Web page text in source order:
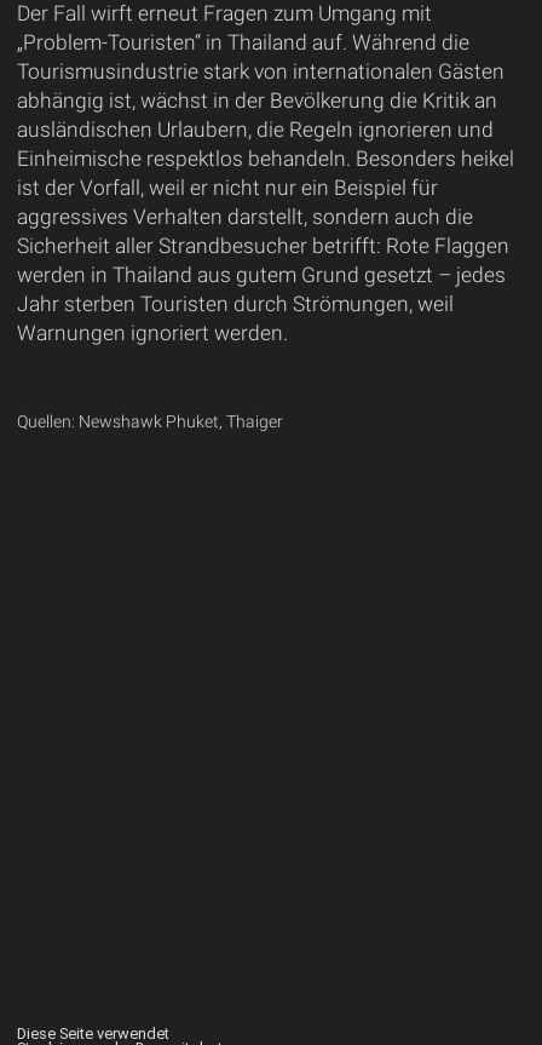
Der Fall wirft erneut Fragen zum Umgang mit
„Problem-Touristen“ in Thailand auf. Während die
Tourismusindustrie stark von internationalen Gästen
abhängig ist, wächst in der Bevölkerung die Kritik an
ausländischen Urlaubern, die Regeln ignorieren und
Einheimische respektlos behandeln. Besonders heikel
ist der Vorfall, weil er nicht nur ein Beispiel für
aggressives Verhalten darstellt, sondern auch die
Sicherheit aller Strandbesucher betrifft: Rote Flaggen
werden in Thailand aus gutem Grund gesetzt – jedes
Jahr sterben Touristen durch Strömungen, weil
Warnungen ignoriert werden.
Quellen: Newshawk Phuket, Thaiger
Diese Seite verwendet